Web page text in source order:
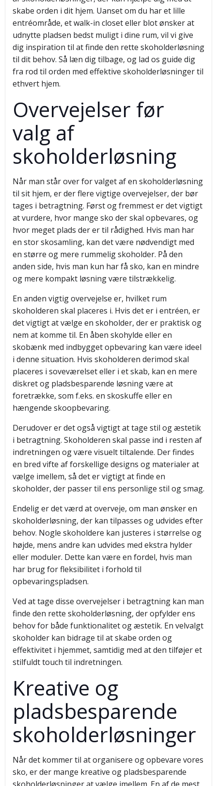
skabe orden i dit hjem. Uanset om du har et lille
entréområde, et walk-in closet eller blot ønsker at
udnytte pladsen bedst muligt i dine rum, vil vi give
dig inspiration til at finde den rette skoholderløsning
til dit behov. Så læn dig tilbage, og lad os guide dig
fra rod til orden med effektive skoholderløsninger til
ethvert hjem.
Overvejelser før
valg af
skoholderløsning
Når man står over for valget af en skoholderløsning
til sit hjem, er der flere vigtige overvejelser, der bør
tages i betragtning. Først og fremmest er det vigtigt
at vurdere, hvor mange sko der skal opbevares, og
hvor meget plads der er til rådighed. Hvis man har
en stor skosamling, kan det være nødvendigt med
en større og mere rummelig skoholder. På den
anden side, hvis man kun har få sko, kan en mindre
og mere kompakt løsning være tilstrækkelig.
En anden vigtig overvejelse er, hvilket rum
skoholderen skal placeres i. Hvis det er i entréen, er
det vigtigt at vælge en skoholder, der er praktisk og
nem at komme til. En åben skohylde eller en
skobænk med indbygget opbevaring kan være ideel
i denne situation. Hvis skoholderen derimod skal
placeres i soveværelset eller i et skab, kan en mere
diskret og pladsbesparende løsning være at
foretrække, som f.eks. en skoskuffe eller en
hængende skoopbevaring.
Derudover er det også vigtigt at tage stil og æstetik
i betragtning. Skoholderen skal passe ind i resten af
indretningen og være visuelt tiltalende. Der findes
en bred vifte af forskellige designs og materialer at
vælge imellem, så det er vigtigt at finde en
skoholder, der passer til ens personlige stil og smag.
Endelig er det værd at overveje, om man ønsker en
skoholderløsning, der kan tilpasses og udvides efter
behov. Nogle skoholdere kan justeres i størrelse og
højde, mens andre kan udvides med ekstra hylder
eller moduler. Dette kan være en fordel, hvis man
har brug for fleksibilitet i forhold til
opbevaringspladsen.
Ved at tage disse overvejelser i betragtning kan man
finde den rette skoholderløsning, der opfylder ens
behov for både funktionalitet og æstetik. En velvalgt
skoholder kan bidrage til at skabe orden og
effektivitet i hjemmet, samtidig med at den tilføjer et
stilfuldt touch til indretningen.
Kreative og
pladsbesparende
skoholderløsninger
Når det kommer til at organisere og opbevare vores
sko, er der mange kreative og pladsbesparende